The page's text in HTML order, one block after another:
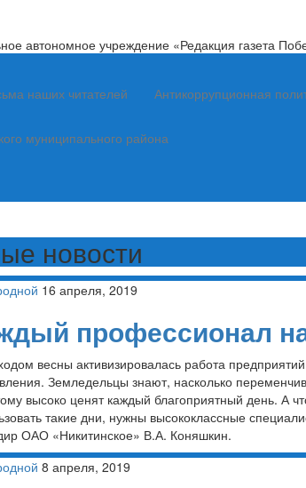
автономное учреждение «Редакция газета
наших читателей Антикоррупционная
муниципального района
новости
16 апреля, 2019
профессионал
весны активизировалась работа
Земледельцы знают, насколько
высоко ценят каждый благоприятный день. А
такие дни, нужны высококлассные
ОАО «Никитинское» В.А. Коняшкин.
8 апреля, 2019